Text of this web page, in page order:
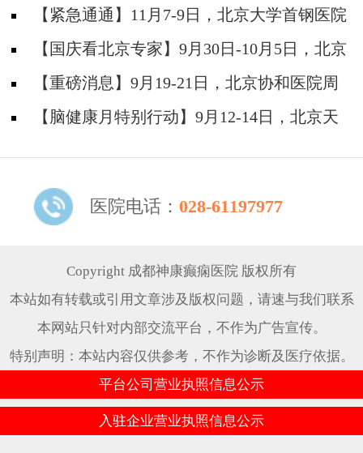
防安全培训纪实
【紧急通通】11月7-9日，北京大学首钢医院
神经内科胡颖教授亲临成都会诊，破解癫痫疑难
【国庆看北京专家】9月30日-10月5日，北京
天坛&首钢医院两大专家蓉城亲诊+癫痫大额救
助，速约！
【重磅消息】9月19-21日，北京协和医院周
祥琴教授成都领衔会诊，共筑全年龄段抗癫防
【脑健康月特别行动】9月12-14日，北京天
年龄段癫痫患者
医院电话： 028-61197977
Copyright 成都神康癫痫医院 版权所有
本站如有转载或引用文章涉及版权问题，请速与我们联系
本网站只针对内部交流平台，不作为广告宣传。
特别声明：本站内容仅供参考，不作为诊断及医疗依据。
平台公司营业执照信息公示
入驻企业营业执照信息公示